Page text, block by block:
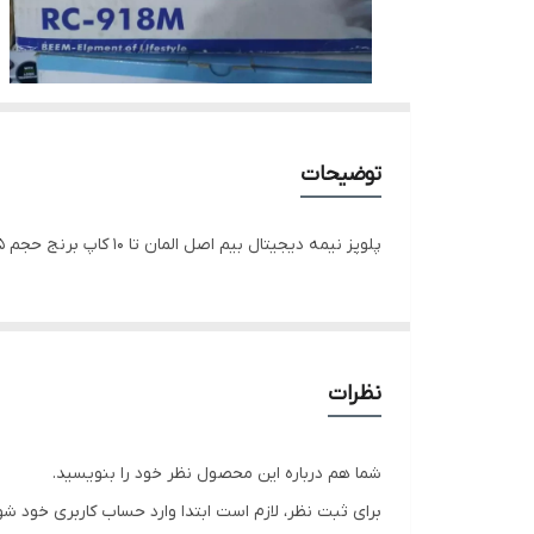
توضیحات
پلوپز نیمه دیجیتال بیم اصل المان تا 10 کاپ برنج حجم 1،5 لیتر ته دیگ طلایی جنس‌ قابلمه تفلون تا 12 واقعی غذا را گرم نگه میدارد
نظرات
شما هم درباره این محصول نظر خود را بنویسید.
برای ثبت نظر، لازم است ابتدا وارد حساب کاربری خود